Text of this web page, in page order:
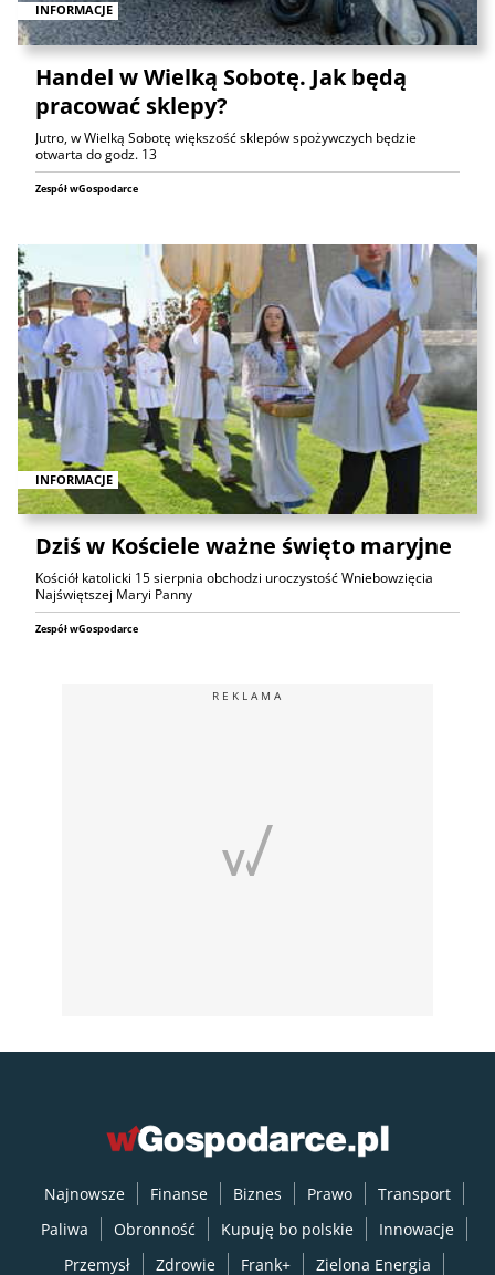
INFORMACJE
Handel w Wielką Sobotę. Jak będą
pracować sklepy?
Jutro, w Wielką Sobotę większość sklepów spożywczych będzie
otwarta do godz. 13
Zespół wGospodarce
INFORMACJE
Dziś w Kościele ważne święto maryjne
Kościół katolicki 15 sierpnia obchodzi uroczystość Wniebowzięcia
Najświętszej Maryi Panny
Zespół wGospodarce
REKLAMA
Najnowsze Finanse Biznes Prawo
Transport
Paliwa
Obronność Kupuję bo polskie
Innowacje
Przemysł
Zdrowie Frank+ Zielona Energia